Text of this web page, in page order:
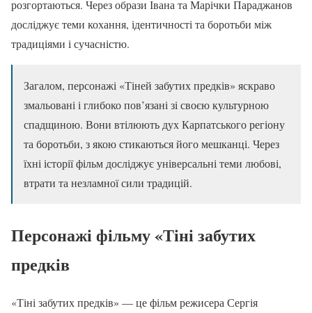
розгортаються. Через образи Івана та Марічки Параджанов
досліджує теми кохання, ідентичності та боротьби між
традиціями і сучасністю.
Загалом, персонажі «Тіней забутих предків» яскраво
змальовані і глибоко пов’язані зі своєю культурною
спадщиною. Вони втілюють дух Карпатського регіону
та боротьби, з якою стикаються його мешканці. Через
їхні історії фільм досліджує універсальні теми любові,
втрати та незламної сили традицій.
Персонажі фільму «Тіні забутих
предків
«Тіні забутих предків» — це фільм режисера Сергія